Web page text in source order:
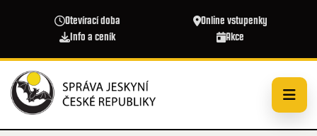
Otevírací doba
Online vstupenky
Info a ceník
Akce